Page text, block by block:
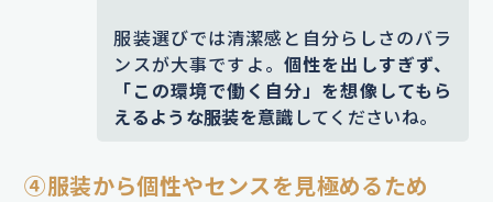
服装選びでは清潔感と自分らしさのバラ
ンスが大事ですよ。 個性を出しすぎず、
「この環境で働く自分」を想像してもら
えるような服装を意識 してくださいね。
④服装から個性やセンスを見極めるため